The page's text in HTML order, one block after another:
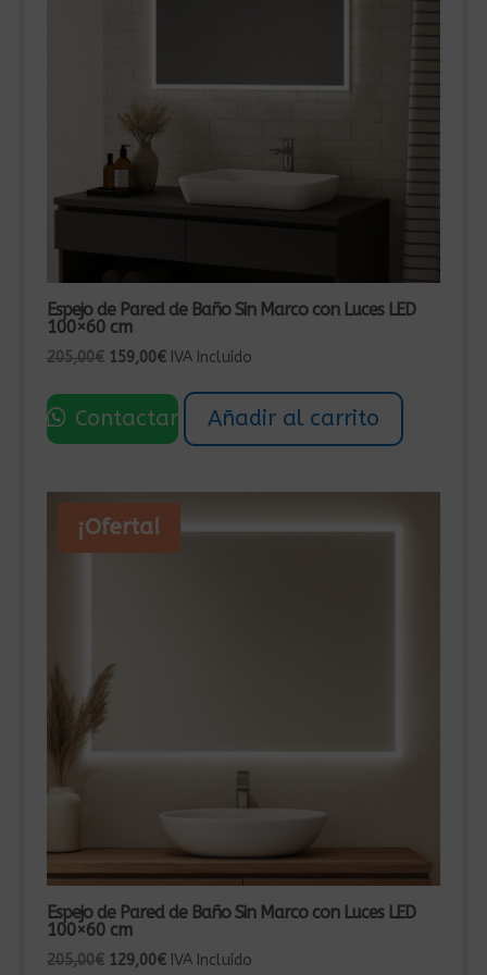
Espejo de Pared de Baño Sin Marco con Luces LED
100×60 cm
205,00€ El
original
era:
159,00€El
actual
es:
IVA Incluído
Contactar Añadir al carrito
¡Oferta!
Espejo de Pared de Baño Sin Marco con Luces LED
100×60 cm
205,00€ El
129,00€ElIVA Incluído